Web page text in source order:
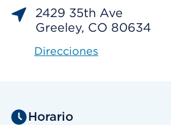
2429 35th Ave
Greeley, CO 80634
Direcciones
Horario